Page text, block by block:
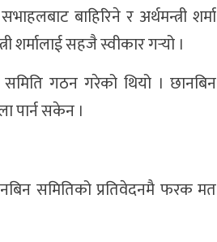
बाहिरिने र अर्थमन्त्री शर्मा
शर्मालाई सहजै स्वीकार गर्‍यो ।
समिति गठन गरेको थियो । छानबिन
पार्न सकेन ।
समितिको प्रतिवेदनमै फरक मत